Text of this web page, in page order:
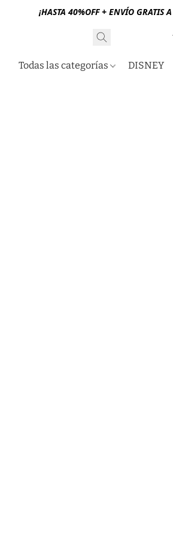
¡HASTA 40%OFF + ENVÍO GRATIS
Todas las categorías DISNEY